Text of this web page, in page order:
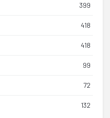
399
418
418
99
72
132